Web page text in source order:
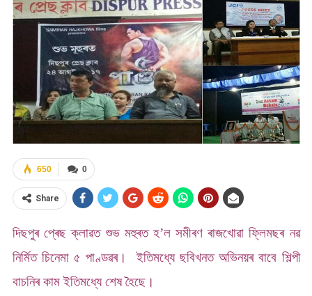
0
650
Share
দিছপুৰ প্ৰেছ ক্লাৱত শুভ মহুৰত হ’ল সমীৰণ ৰাজখোৱা ফ্লিমছৰ নৱ
নিৰ্মিত চিনেমা ৫ পাণ্ডৱৰ। ইতিমধ্যে ছবিখনত অভিনয়ৰ বাবে শিল্পী
বাচনিৰ কাম ইতিমধ্যে শেষ হৈছে।